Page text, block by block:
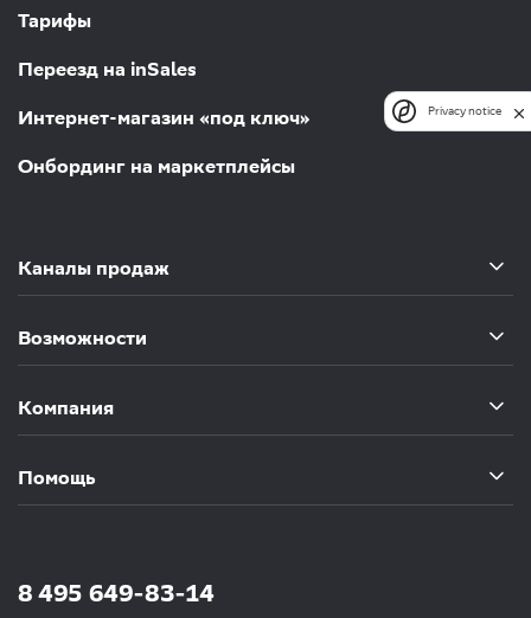
Тарифы
Переезд на inSales
Интернет-магазин «под ключ»
Онбординг на маркетплейсы
Каналы продаж
Возможности
Компания
Помощь
8 495 649-83-14
Privacy notice